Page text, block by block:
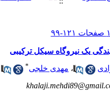
یک نیروگاه سیکل ترکیبی
، مهدی خلجی*